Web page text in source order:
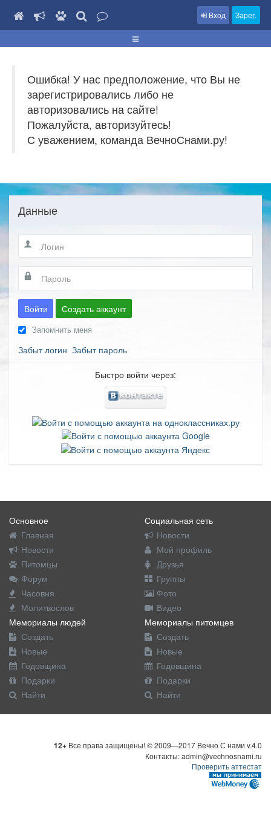
Вход Зарег.
Ошибка! У нас предположение, что Вы не
зарегистрировались либо не
авторизовались на сайте!
Пожалуйста, авторизуйтесь!
С уважением, команда ВечноСнами.ру!
Данные
Войти Создать аккаунт
Запомнить меня
Забыт логин Забыт пароль
Быстро войти через:
Основное
Главная
Новости
Питомцы
Форум
Часовня
Молитвослов
Социальная сеть
Новости
Мой профиль
Друзья
Группы
Фото
Видео
Мемориалы людей
Создать
Новые
Годовщина
Подарки
Найти
Мемориалы питомцев
Создать
Новые
Годовщина
Подарки
Найти
12+ Все права защищены! © 2009—2017 Вечно С нами v.4.0
Контакты: admin@vechnosnami.ru
Проверить аттестат